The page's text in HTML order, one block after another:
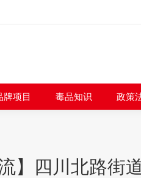
牌项目 毒品知识 政策
流】四川北路街
讯 品牌项目 毒品知识